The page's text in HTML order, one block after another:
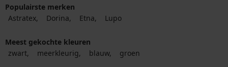
Populairste merken
Astratex
Dorina Etna Lupo
Meest gekochte kleuren
zwart
meerkleurig blauw groen